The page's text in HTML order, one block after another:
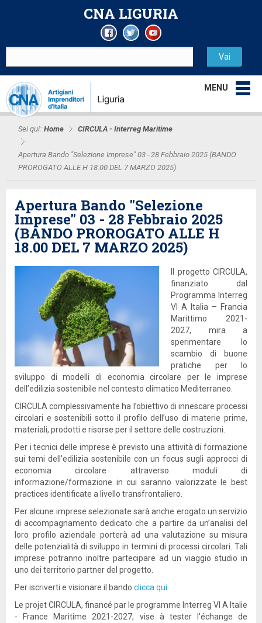
CNA LIGURIA
MENU
Sei qui: Home CIRCULA - Interreg Maritime
Apertura Bando "Selezione Imprese" 03 - 28 Febbraio 2025 (BANDO
PROROGATO ALLE H 18.00 DEL 7 MARZO 2025)
Apertura Bando "Selezione
Imprese" 03 - 28 Febbraio 2025
(BANDO PROROGATO ALLE H
18.00 DEL 7 MARZO 2025)
Il progetto CIRCULA,
finanziato dal
Programma Interreg
VI A Italia – Francia
Marittimo 2021-
2027, mira a
sperimentare lo
scambio di buone
pratiche per lo
sviluppo di modelli di economia circolare per le imprese
dell’edilizia sostenibile nel contesto climatico Mediterraneo.
CIRCULA complessivamente ha l’obiettivo di innescare processi
circolari e sostenibili sotto il profilo dell’uso di materie prime,
materiali, prodotti e risorse per il settore delle costruzioni.
Per i tecnici delle imprese è previsto una attività di formazione
sui temi dell’edilizia sostenibile con un focus sugli approcci di
economia circolare attraverso moduli di
informazione/formazione in cui saranno valorizzate le best
practices identificate a livello transfrontaliero.
Per alcune imprese selezionate sarà anche erogato un servizio
di accompagnamento dedicato che a partire da un’analisi del
loro profilo aziendale porterà ad una valutazione su misura
delle potenzialità di sviluppo in termini di processi circolari. Tali
imprese potranno inoltre partecipare ad un viaggio studio in
uno dei territorio partner del progetto.
Per iscriverti e visionare il bando clicca qui
Le projet CIRCULA, financé par le programme Interreg VI A Italie
- France Maritime 2021-2027, vise à tester l'échange de